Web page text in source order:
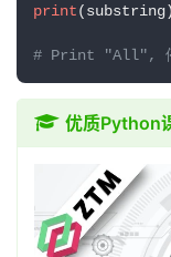
print
# Print "All", 停
优质Python